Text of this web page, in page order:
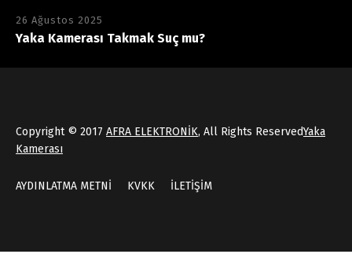
26 Ağustos 2025
Yaka Kamerası Takmak Suç mu?
Copyright © 2017 AFRA ELEKTRONİK, All Rights ReservedYaka
Kamerası
AYDINLATMA METNİ KVKK İLETİŞİM